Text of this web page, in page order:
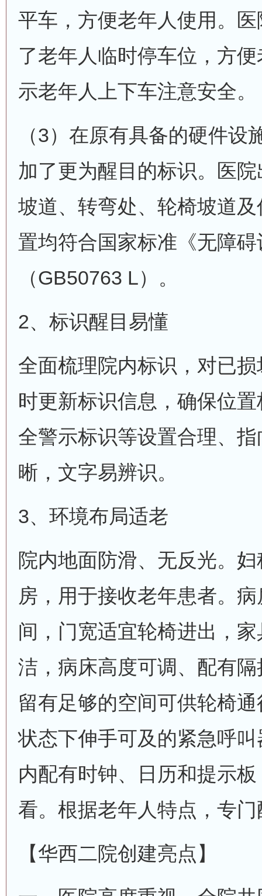
平车，方便老年人使用。
了老年人临时停车位，方
示老年人上下车注意安全。
（3）在原有具备的硬件设
加了更为醒目的标识。医
坡道、转弯处、轮椅坡道
置均符合国家标准《无障
（GB50763 L）。
2、标识醒目易懂
全面梳理院内标识，对已
时更新标识信息，确保位
全警示标识等设置合理、
晰，文字易辨识。
3、环境布局适老
院内地面防滑、无反光。
房，用于接收老年患者。
间，门宽适宜轮椅进出，
洁，病床高度可调、配有
留有足够的空间可供轮椅
状态下伸手可及的紧急呼
内配有时钟、日历和提示
看。根据老年人特点，专
【华西二院创建亮点】